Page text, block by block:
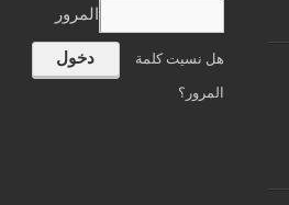
المرور
هل نسيت كلمة
المرور؟